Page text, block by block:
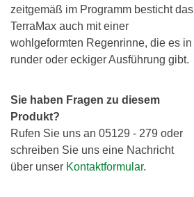
zeitgemäß im Programm besticht das
TerraMax auch mit einer
wohlgeformten Regenrinne, die es in
runder oder eckiger Ausführung gibt.
Sie haben Fragen zu diesem
Produkt?
Rufen Sie uns an 05129 - 279 oder
schreiben Sie uns eine Nachricht
über unser Kontaktformular.